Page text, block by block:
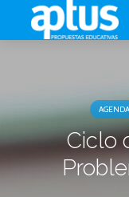
AGENDA
Ciclo